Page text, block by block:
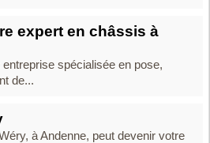
expert en châssis à
spécialisée en pose,
de...
à Andenne, peut devenir votre